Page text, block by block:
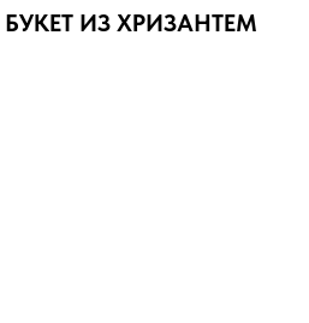
ИЗ ХРИЗАНТЕМ